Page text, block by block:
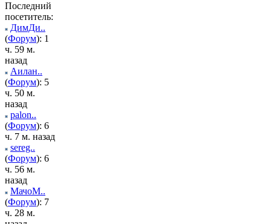
Последний
посетитель:
ДимДи..
(Форум): 1
ч. 59 м.
назад
Аилан..
(Форум): 5
ч. 50 м.
назад
palon..
(Форум): 6
ч. 7 м. назад
sereg..
(Форум): 6
ч. 56 м.
назад
МачоМ..
(Форум): 7
ч. 28 м.